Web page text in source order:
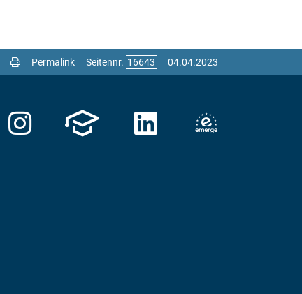
Permalink Seitennr. 04.04.2023